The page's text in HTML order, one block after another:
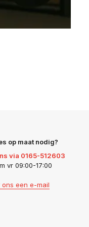
op maat nodig?
via 0165-512603
vr 09:00-17:00
ons een e-mail